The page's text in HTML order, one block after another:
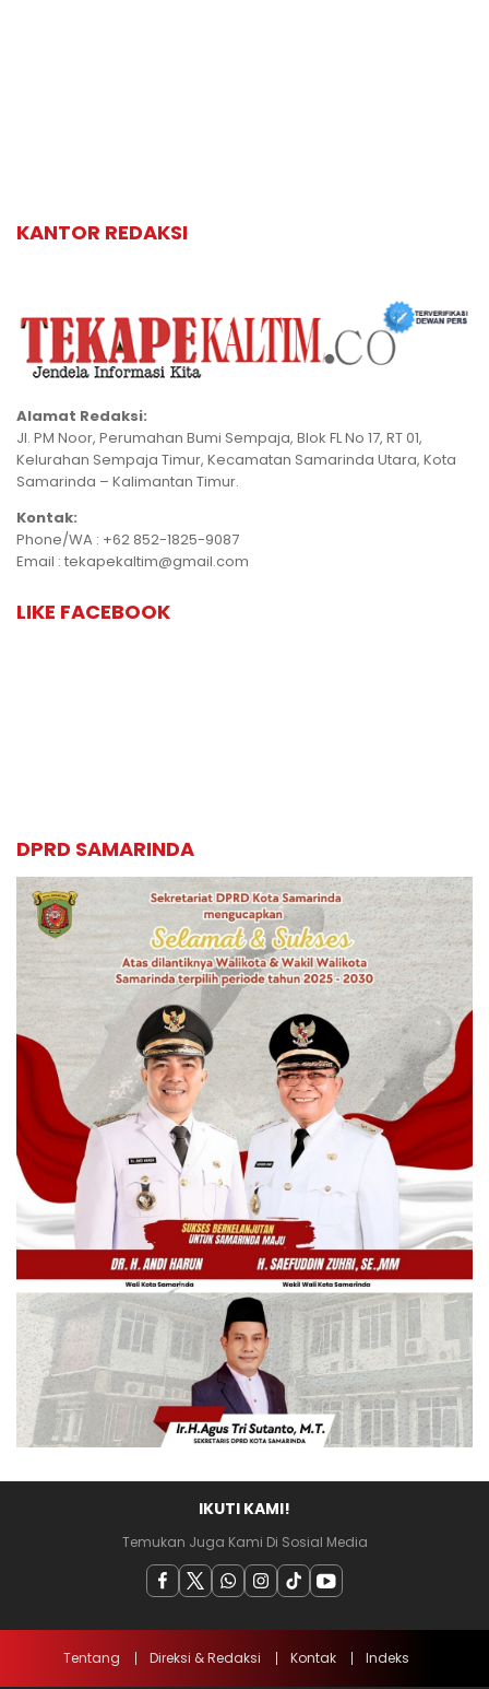
KANTOR REDAKSI
Alamat Redaksi:
Jl. PM Noor, Perumahan Bumi Sempaja, Blok FL No 17, RT 01,
Kelurahan Sempaja Timur, Kecamatan Samarinda Utara, Kota
Samarinda – Kalimantan Timur.
Kontak:
Phone/WA : +62 852-1825-9087
Email : tekapekaltim@gmail.com
LIKE FACEBOOK
DPRD SAMARINDA
IKUTI KAMI!
Temukan Juga Kami Di Sosial Media
Tentang Direksi & Redaksi Kontak Indeks